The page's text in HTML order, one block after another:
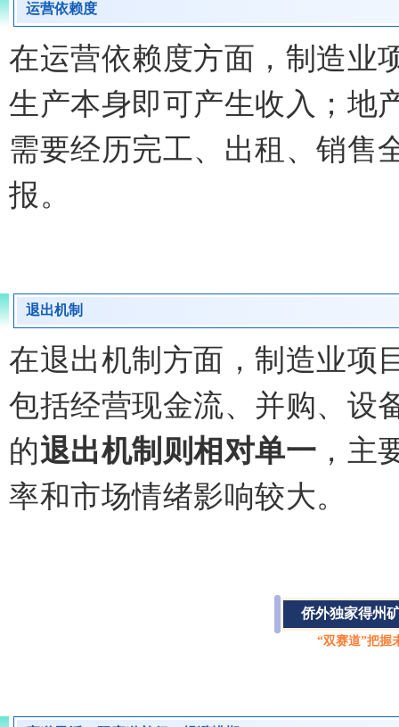
运营依赖度
在运营依赖度方面，制造业
生产本身即可产生收入；地
需要经历完工、出租、销售
报。
退出机制
在退出机制方面，制造业项
包括经营现金流、并购、设
的退出机制则相对单一 ，主
率和市场情绪影响较大。
侨外独家得州
“双赛道”把握